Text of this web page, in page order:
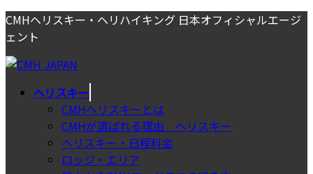
コ
ン
テ
ン
ナ
ビ
ゲ
ー
CMHヘリスキー・ヘリハイキング 日本オフィシャルエージ
ェント
ヘリスキー
CMHヘリスキーとは
CMHが選ばれる理由＿ヘリスキー
ヘリスキー・日程料金
ロッジ・エリア